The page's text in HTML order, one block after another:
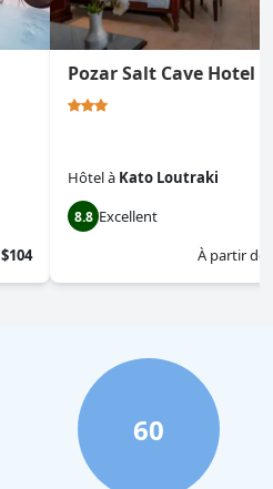
$104
Pozar Salt Cave Hotel
Hôtelà Kato Loutraki
8.8 Excellent
À partir de
60